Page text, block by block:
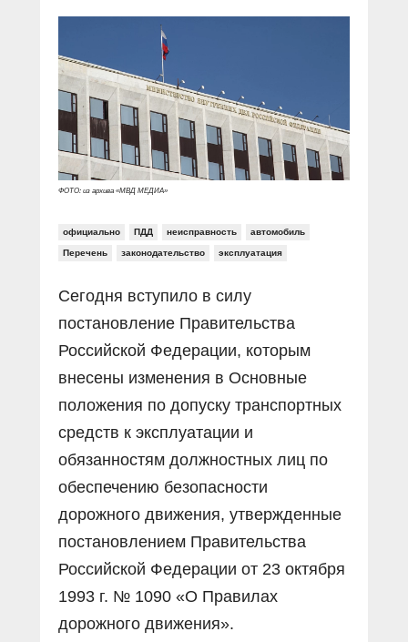
Документальные фильмы
Специальный репортаж
КиберПОСТОВОЙ
Газета «Щит и меч»
Журнал «Полиция России»
О ПОРТАЛЕ
Контакты
Вакансии
ФОТО: из архива «МВД МЕДИА»
официально ПДД неисправность автомобиль
Перечень законодательство эксплуатация
Сегодня вступило в силу
постановление Правительства
Российской Федерации, которым
внесены изменения в Основные
положения по допуску транспортных
средств к эксплуатации и
обязанностям должностных лиц по
обеспечению безопасности
дорожного движения, утвержденные
постановлением Правительства
Российской Федерации от 23 октября
1993 г. № 1090 «О Правилах
дорожного движения».